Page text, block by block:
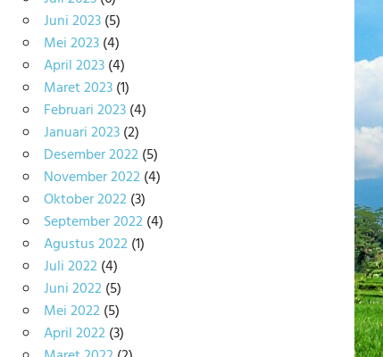
Juni 2023(5)
Mei 2023(4)
April 2023(4)
Maret 2023(1)
Februari 2023(4)
Januari 2023(2)
Desember 2022(5)
November 2022(4)
Oktober 2022(3)
September 2022(4)
Agustus 2022(1)
Juli 2022(4)
Juni 2022(5)
Mei 2022(5)
April 2022(3)